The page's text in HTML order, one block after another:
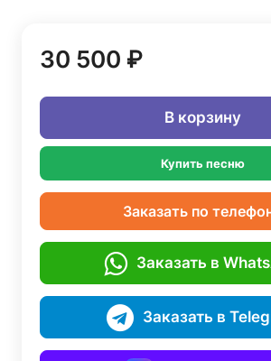
30 500 ₽
В корзину
Купить песню
Заказать по
Заказать в
Заказать в